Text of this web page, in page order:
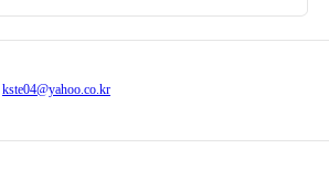
kste04@yahoo.co.kr